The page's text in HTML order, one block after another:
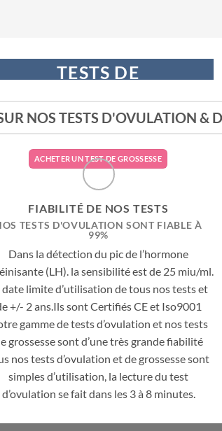
TESTS DE
A PARTIR DE 0,89€
ACHETER UN TEST DE GROSSESSE
NOS TESTS D'OVULATION &
FIABILITÉ DE NOS TESTS
TESTS D'OVULATION SONT FIABLE À
99%
Dans la détection du pic de l’hormone
(LH). la sensibilité est de 25 miu/ml.
date limite d’utilisation de tous nos tests et
+/- 2 ans.Ils sont Certifiés CE et Iso9001
gamme de tests d’ovulation et nos tests
grossesse sont d’une très grande fiabilité
nos tests d’ovulation et de grossesse sont
simples d’utilisation, la lecture du test
d’ovulation se fait dans les 3 à 8 minutes.